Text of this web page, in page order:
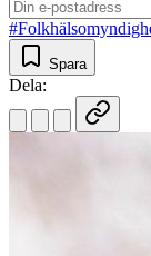
Spara
Dela: